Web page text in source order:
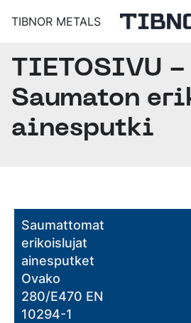
TIBNOR METALS
TUOTTEET
ERIKOISTERÄKSET
RUOSTUMATTOMAT
PALVELUT
TEHOKAS JA TOIMIVA
DIGITAALISET TYÖKALUT
YLEISET TOIMITUSEHDOT,
SERTIFIKAATIT
YHTEYSTIEDOT
AJANKOHTAISTA
TIETOSIVU -
Saumaton
ainesputki
Saumattomat
erikoislujat
ainesputket
Ovako
280/E470 EN
10294-1